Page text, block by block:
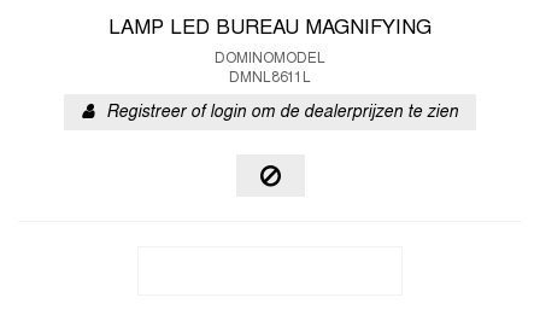
LAMP LED BUREAU MAGNIFYING
DOMINOMODEL
DMNL8611L
Registreer of login om de dealerprijzen te zien